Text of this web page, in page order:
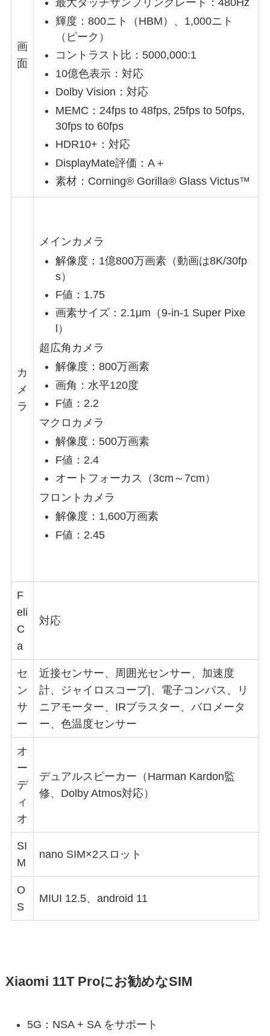
画
面
最大タッチサンプリングレート：480Hz
輝度：800ニト（HBM）、1,000ニト
（ピーク）
コントラスト比：5000,000:1
10億色表示：対応
Dolby Vision：対応
MEMC：24fps to 48fps, 25fps to 50fps,
30fps to 60fps
HDR10+：対応
DisplayMate評価：A＋
素材：Corning®️ Gorilla®️ Glass Victus™
カ
メ
ラ
メインカメラ
解像度：1億800万画素（動画は8K/30fp
s）
F値：1.75
画素サイズ：2.1μm（9-in-1 Super Pixe
l）
超広角カメラ
解像度：800万画素
画角：水平120度
F値：2.2
マクロカメラ
解像度：500万画素
F値：2.4
オートフォーカス（3cm～7cm）
フロントカメラ
解像度：1,600万画素
F値：2.45
F
eli
C
a
対応
セ
ン
サ
ー
近接センサー、周囲光センサー、加速度
計、ジャイロスコープ|、電子コンパス、リ
ニアモーター、IRブラスター、バロメータ
ー、色温度センサー
オ
ー
デ
ィ
オ
デュアルスピーカー（Harman Kardon監
修、Dolby Atmos対応）
SI
M
nano SIM×2スロット
O
S
MIUI 12.5、android 11
Xiaomi 11T Proにお勧めなSIM
5G：NSA + SA をサポート